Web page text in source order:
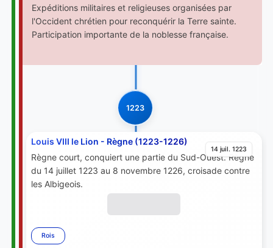
Expéditions militaires et religieuses organisées par
l'Occident chrétien pour reconquérir la Terre sainte.
Participation importante de la noblesse française.
1223
14 juil. 1223
Louis VIII le Lion - Règne (1223-1226)
Règne court, conquiert une partie du Sud-Ouest. Règne
du 14 juillet 1223 au 8 novembre 1226, croisade contre
les Albigeois.
Rois